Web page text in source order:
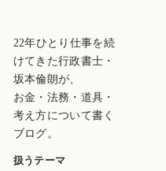
22年ひとり仕事を続
けてきた行政書士・
坂本倫朗が、
お金・法務・道具・
考え方について書く
ブログ。
扱うテーマ